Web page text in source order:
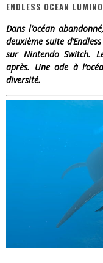
ENDLESS OCEAN
Dans l’océan
deuxième suite
sur Nintendo Switch.
après. Une ode à
diversité.